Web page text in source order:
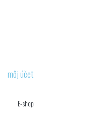
môj účet
E-shop